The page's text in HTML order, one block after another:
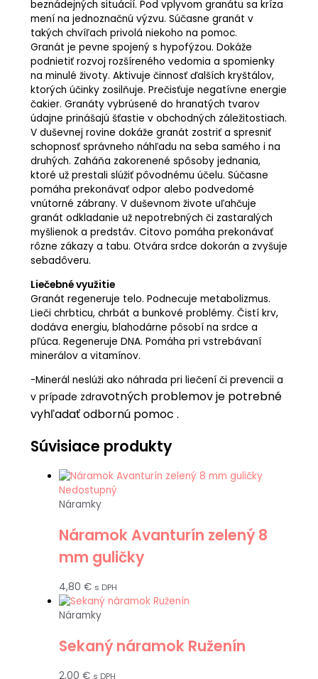
beznádejných situácií. Pod vplyvom granátu sa kríza
mení na jednoznačnú výzvu. Súčasne granát v
takých chvíľach privolá niekoho na pomoc.
Granát je pevne spojený s hypofýzou. Dokáže
podnietiť rozvoj rozšíreného vedomia a spomienky
na minulé životy. Aktivuje činnosť ďalších kryštálov,
ktorých účinky zosilňuje. Prečisťuje negatívne energie
čakier. Granáty vybrúsené do hranatých tvarov
údajne prinášajú šťastie v obchodných záležitostiach.
V duševnej rovine dokáže granát zostriť a spresniť
schopnosť správneho náhľadu na seba samého i na
druhých. Zaháňa zakorenené spôsoby jednania,
ktoré už prestali slúžiť pôvodnému účelu. Súčasne
pomáha prekonávať odpor alebo podvedomé
vnútorné zábrany. V duševnom živote uľahčuje
granát odkladanie už nepotrebných či zastaralých
myšlienok a predstáv. Citovo pomáha prekonávať
rôzne zákazy a tabu. Otvára srdce dokorán a zvyšuje
sebadôveru.
Liečebné využitie
Granát regeneruje telo. Podnecuje metabolizmus.
Lieči chrbticu, chrbát a bunkové problémy. Čistí krv,
dodáva energiu, blahodárne pôsobí na srdce a
pľúca. Regeneruje DNA. Pomáha pri vstrebávaní
minerálov a vitamínov.
-Minerál neslúži ako náhrada pri liečení či prevencii a
v prípade zdravotných problemov je potrebné
vyhľadať odbornú pomoc .
Súvisiace produkty
Nedostupný
Náramky
Náramok Avanturín zelený 8
mm guličky
4,80 € s DPH
Náramky
Sekaný náramok Ruženín
2,00 € s DPH